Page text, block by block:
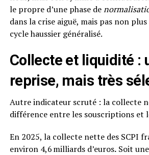
le propre d’une phase de
dans la crise aiguë, mais pas non
cycle haussier généralisé.
Collecte et liquidité :
reprise, mais très
Autre indicateur scruté : la collecte
différence entre les souscriptions et
En 2025, la collecte nette des SCPI
environ 4,6 milliards d’euros.Soit une